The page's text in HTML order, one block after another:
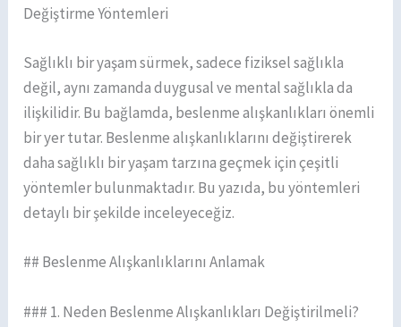
Değiştirme Yöntemleri
Sağlıklı bir yaşam sürmek, sadece fiziksel sağlıkla
değil, aynı zamanda duygusal ve mental sağlıkla da
ilişkilidir. Bu bağlamda, beslenme alışkanlıkları önemli
bir yer tutar. Beslenme alışkanlıklarını değiştirerek
daha sağlıklı bir yaşam tarzına geçmek için çeşitli
yöntemler bulunmaktadır. Bu yazıda, bu yöntemleri
detaylı bir şekilde inceleyeceğiz.
## Beslenme Alışkanlıklarını Anlamak
### 1. Neden Beslenme Alışkanlıkları Değiştirilmeli?